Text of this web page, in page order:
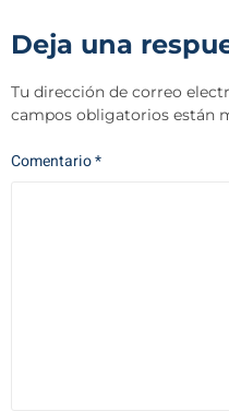
Deja una
Tu dirección de correo
campos obligatorios están
Comentario*